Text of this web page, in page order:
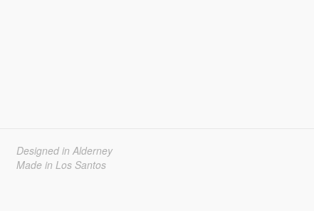
Designed in Alderney
Made in Los Santos